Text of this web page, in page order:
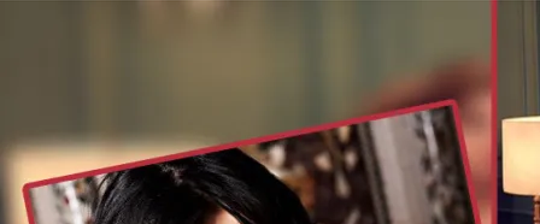
सीरीज
के
इस